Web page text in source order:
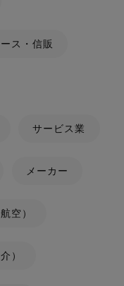
ス・信販
サービス業
メーカー
空）
）